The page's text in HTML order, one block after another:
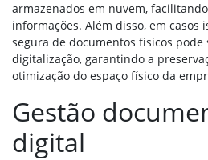
armazenados em nuvem,
informações. Além disso, em casos
segura de documentos físicos pode
digitalização, garantindo a
otimização do espaço físico da
Gestão
digital